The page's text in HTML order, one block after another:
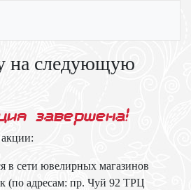
на следующую
завершена!
в сети ювелирных магазинов
(по адресам: пр. Чуй 92 ТРЦ